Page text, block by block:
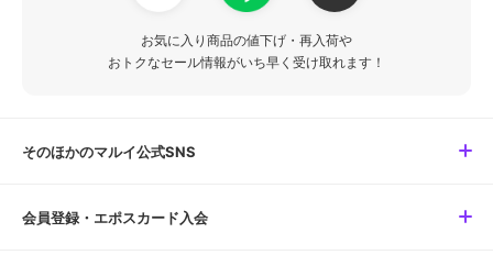
お気に入り商品の値下げ・再入荷や
おトクなセール情報がいち早く受け取れます！
そのほかのマルイ公式SNS
会員登録・エポスカード入会